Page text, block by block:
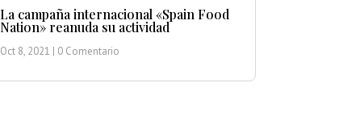
La campaña internacional «Spain Food
Nation» reanuda su actividad
Oct 8, 2021 | 0 Comentario